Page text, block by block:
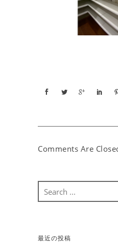
Comments Are
最近の投稿